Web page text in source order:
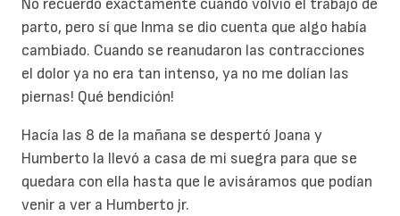
parto, pero sí que Inma se dio cuenta que algo había
cambiado. Cuando se reanudaron las contracciones
el dolor ya no era tan intenso, ya no me dolían las
piernas! Qué bendición!
Hacía las 8 de la mañana se despertó Joana y
Humberto la llevó a casa de mi suegra para que se
quedara con ella hasta que le avisáramos que podían
venir a ver a Humberto jr.